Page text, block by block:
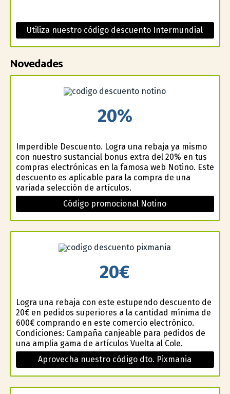
Utiliza nuestro código descuento Intermundial
Novedades
20%
Imperdible Descuento. Logra una rebaja ya mismo
con nuestro sustancial bonus extra del 20% en tus
compras electrónicas en la famosa web Notino. Este
descuento es aplicable para la compra de una
variada selección de artículos.
Código promocional Notino
20€
Logra una rebaja con este estupendo descuento de
20€ en pedidos superiores a la cantidad mínima de
600€ comprando en este comercio electrónico.
Condiciones: Campaña canjeable para pedidos de
una amplia gama de artículos Vuelta al Cole.
Aprovecha nuestro código dto. Pixmania